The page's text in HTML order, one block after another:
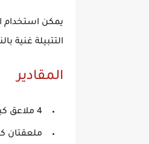
يمكن استخدام
التتبيلة غنية
المقادير
4 ملاعق كبيرة من
ملعقتان